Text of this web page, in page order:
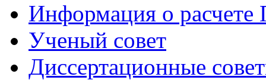
Информация о
Ученый совет
Диссертационные